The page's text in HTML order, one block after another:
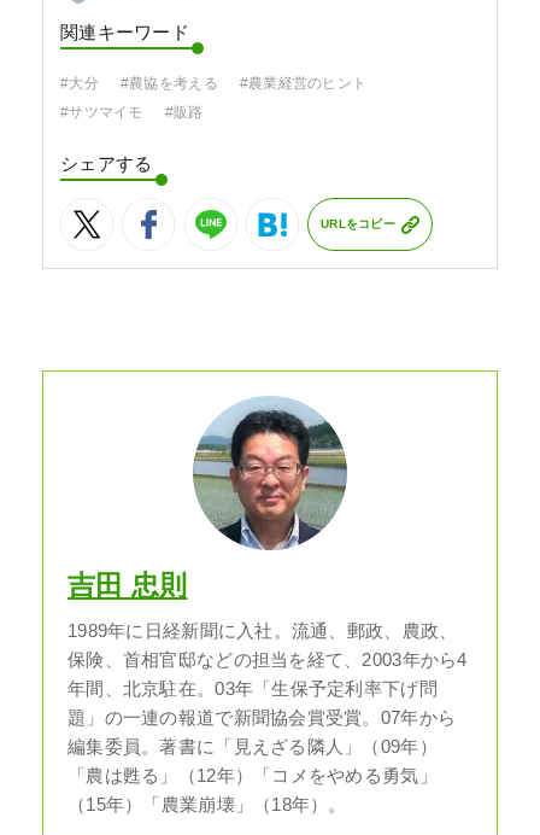
関連キーワード
#大分 #農協を考える
#農業経営のヒント
#サツマイモ
#販路
シェアする
URLをコピー
吉田 忠則
1989年に日経新聞に入社。流通、郵政、農政、
保険、首相官邸などの担当を経て、2003年から4
年間、北京駐在。03年「生保予定利率下げ問
題」の一連の報道で新聞協会賞受賞。07年から
編集委員。著書に「見えざる隣人」（09年）
「農は甦る」（12年）「コメをやめる勇気」
（15年）「農業崩壊」（18年）。